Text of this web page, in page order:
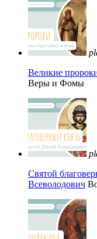
Великие
Веры и Фомы
Святой
Всеволодович